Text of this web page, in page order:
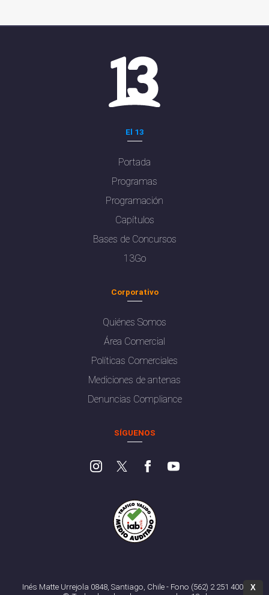
El 13
Portada
Programas
Programación
Capítulos
Bases de Concursos
13Go
Corporativo
Quiénes Somos
Área Comercial
Políticas Comerciales
Mediciones de antenas
Denuncias Compliance
SÍGUENOS
Inés Matte Urrejola 0848, Santiago, Chile - Fono (562) 2 251 4000
X